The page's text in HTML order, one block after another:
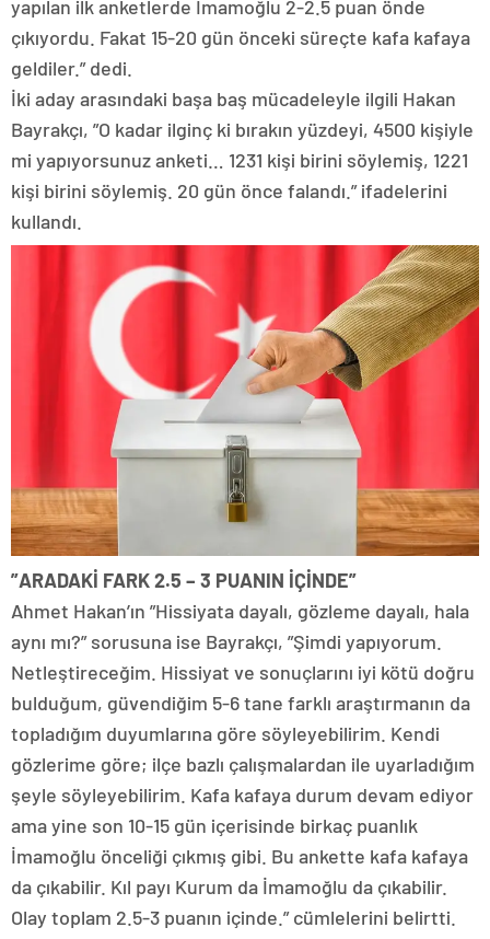
yapılan ilk anketlerde İmamoğlu 2-2.5 puan önde
çıkıyordu. Fakat 15-20 gün önceki süreçte kafa kafaya
geldiler.” dedi.
İki aday arasındaki başa baş mücadeleyle ilgili Hakan
Bayrakçı, ”O kadar ilginç ki bırakın yüzdeyi, 4500 kişiyle
mi yapıyorsunuz anketi… 1231 kişi birini söylemiş, 1221
kişi birini söylemiş. 20 gün önce falandı.” ifadelerini
kullandı.
”ARADAKİ FARK 2.5 – 3 PUANIN İÇİNDE”
Ahmet Hakan’ın ”Hissiyata dayalı, gözleme dayalı, hala
aynı mı?” sorusuna ise Bayrakçı, ”Şimdi yapıyorum.
Netleştireceğim. Hissiyat ve sonuçlarını iyi kötü doğru
bulduğum, güvendiğim 5-6 tane farklı araştırmanın da
topladığım duyumlarına göre söyleyebilirim. Kendi
gözlerime göre; ilçe bazlı çalışmalardan ile uyarladığım
şeyle söyleyebilirim. Kafa kafaya durum devam ediyor
ama yine son 10-15 gün içerisinde birkaç puanlık
İmamoğlu önceliği çıkmış gibi. Bu ankette kafa kafaya
da çıkabilir. Kıl payı Kurum da İmamoğlu da çıkabilir.
Olay toplam 2.5-3 puanın içinde.” cümlelerini belirtti.